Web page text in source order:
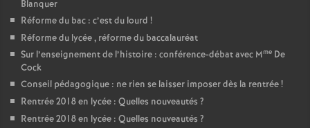
Blanquer
Réforme du bac : c’est du lourd !
Réforme du lycée , réforme du baccalauréat
Sur l’enseignement de l’histoire : conférence-débat avec Mme De
Cock
Conseil pédagogique : ne rien se laisser imposer dès la rentrée!
Rentrée 2018 en lycée : Quelles nouveautés ?
Rentrée 2018 en lycée : Quelles nouveautés ?